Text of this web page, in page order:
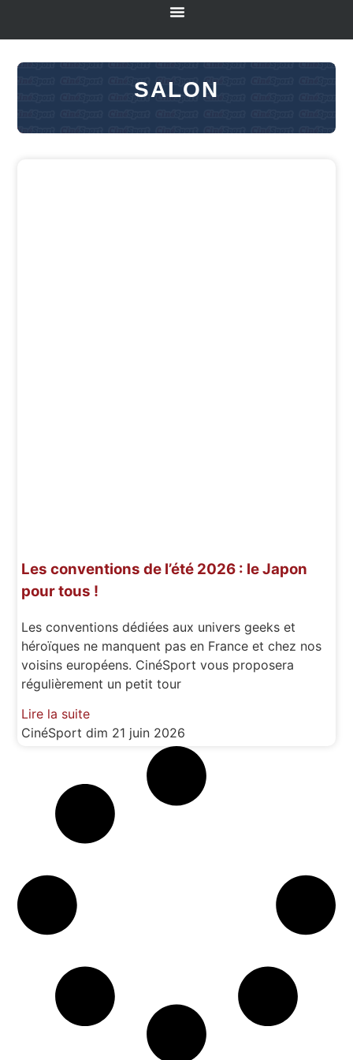
SALON
Les conventions de l’été 2026 : le Japon
pour tous !
Les conventions dédiées aux univers geeks et
héroïques ne manquent pas en France et chez nos
voisins européens. CinéSport vous proposera
régulièrement un petit tour
Lire la suite
CinéSportdim 21 juin 2026